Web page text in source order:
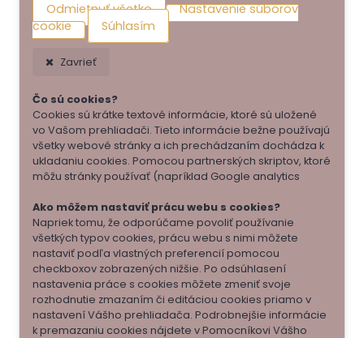
Odmietnuť všetko
Súhlasím
Zavrieť
Čo sú cookies?
Cookies sú krátke textové informácie, ktoré sú uložené
vo Vašom prehliadači. Tieto informácie bežne používajú
všetky webové stránky a ich prechádzaním dochádza k
ukladaniu cookies. Pomocou partnerských skriptov, ktoré
môžu stránky používať (napríklad Google analytics
Ako môžem nastaviť prácu webu s cookies?
Napriek tomu, že odporúčame povoliť používanie
všetkých typov cookies, prácu webu s nimi môžete
nastaviť podľa vlastných preferencií pomocou
checkboxov zobrazených nižšie. Po odsúhlasení
nastavenia práce s cookies môžete zmeniť svoje
rozhodnutie zmazaním či editáciou cookies priamo v
nastavení Vášho prehliadača. Podrobnejšie informácie
k premazaniu cookies nájdete v Pomocníkovi Vášho